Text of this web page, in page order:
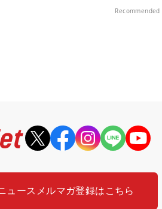
Recommended
ュース メルマガ登録はこちら